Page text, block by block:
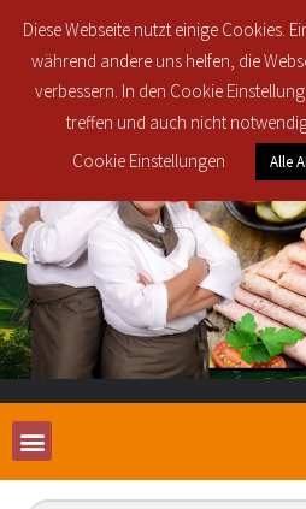
und 30916 ab 25€ brutto
Diese Webseite nutzt einige Cookies.
während andere uns helfen, die
verbessern. In den Cookie
treffen und auch nicht
Cookie Einstellungen
Alle